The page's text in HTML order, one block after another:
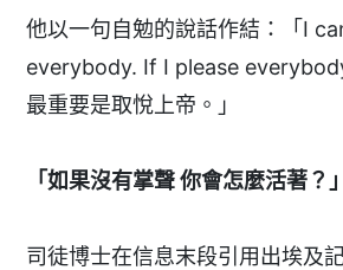
他以一句自勉的說話作結：「I
everybody. If I please
最重要是取悅上帝。」
「如果沒有掌聲 你會怎麼活著？」
司徒博士在信息末段引用出埃及